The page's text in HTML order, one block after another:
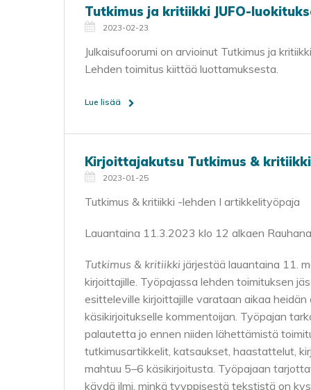
Tutkimus ja kritiikki JUFO-
2023-02-23
Julkaisufoorumi on arvioinut Tutkimus ja
Lehden toimitus kiittää luottamuksesta.
Lue lisää
Kirjoittajakutsu Tutkimus &
2023-01-25
Tutkimus & kritiikki -lehden I artikkelityöpaja
Lauantaina 11.3.2023 klo 12 alkaen
Tutkimus & kritiikki järjestää lauantaina 11.
kirjoittajille. Työpajassa lehden toimituksen
esitteleville kirjoittajille varataan aikaa
käsikirjoitukselle kommentoijan. Työpajan
palautetta jo ennen niiden lähettämistä
tutkimusartikkelit, katsaukset, haastattelut,
mahtuu 5–6 käsikirjoitusta. Työpajaan
käydä ilmi, minkä tyyppisestä tekstistä on